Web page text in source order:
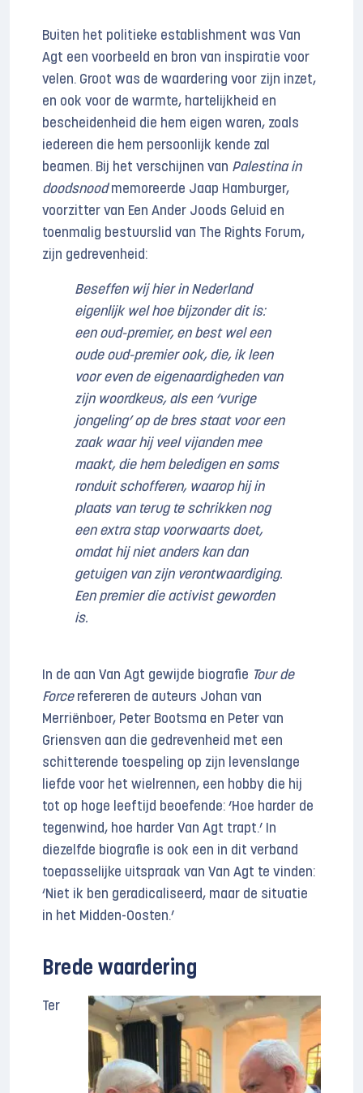
Buiten het politieke establishment was Van
Agt een voorbeeld en bron van inspiratie voor
velen. Groot was de waardering voor zijn inzet,
en ook voor de warmte, hartelijkheid en
bescheidenheid die hem eigen waren, zoals
iedereen die hem persoonlijk kende zal
beamen. Bij het verschijnen van Palestina in
doodsnoodmemoreerde Jaap Hamburger,
voorzitter van Een Ander Joods Geluid en
toenmalig bestuurslid van The Rights Forum,
zijn gedrevenheid:
Beseffen wij hier in Nederland
eigenlijk wel hoe bijzonder dit is:
een oud-premier, en best wel een
oude oud-premier ook, die, ik leen
voor even de eigenaardigheden van
zijn woordkeus, als een ‘vurige
jongeling’ op de bres staat voor een
zaak waar hij veel vijanden mee
maakt, die hem beledigen en soms
ronduit schofferen, waarop hij in
plaats van terug te schrikken nog
een extra stap voorwaarts doet,
omdat hij niet anders kan dan
getuigen van zijn verontwaardiging.
Een premier die activist geworden
is.
In de aan Van Agt gewijde biografie Tour de
Forcerefereren de auteurs Johan van
Merriënboer, Peter Bootsma en Peter van
Griensven aan die gedrevenheid met een
schitterende toespeling op zijn levenslange
liefde voor het wielrennen, een hobby die hij
tot op hoge leeftijd beoefende: ‘Hoe harder de
tegenwind, hoe harder Van Agt trapt.’ In
diezelfde biografie is ook een in dit verband
toepasselijke uitspraak van Van Agt te vinden:
‘Niet ik ben geradicaliseerd, maar de situatie
in het Midden-Oosten.’
Brede waardering
Ter